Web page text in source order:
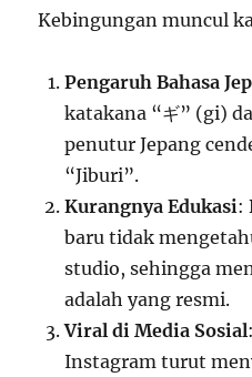
Kebingungan muncul
Pengaruh Bahasa
katakana “ギ” (gi)
penutur Jepang
“Jiburi”.
Kurangnya Edukasi:
baru tidak
studio, sehingga
adalah yang resmi.
Viral di Media Sosial
Instagram turut